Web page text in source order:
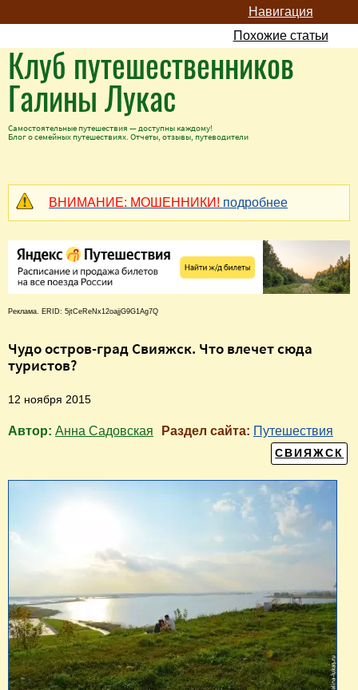
Навигация
Похожие статьи
Клуб путешественников
Галины Лукас
Самостоятельные путешествия — доступны каждому!
Блог о семейных путешествиях. Отчеты, отзывы, путеводители
ВНИМАНИЕ: МОШЕННИКИ! подробнее
Реклама. ERID: 5jtCeReNx12oajjG9G1Ag7Q
Чудо остров-град Свияжск. Что влечет сюда
туристов?
12 ноября 2015
Автор: Анна Садовская Раздел сайта: Путешествия
СВИЯЖСК